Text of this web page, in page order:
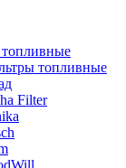
топливные
Filter